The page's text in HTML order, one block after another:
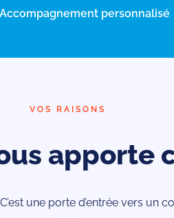
Accompagnement personnalisé
VOS RAISONS
C’est une porte d’entrée vers un